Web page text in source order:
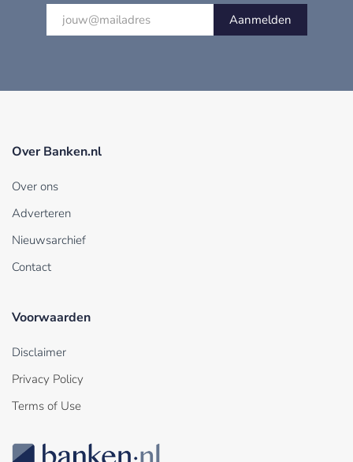
Aanmelden
Over Banken.nl
Over ons
Adverteren
Nieuwsarchief
Contact
Voorwaarden
Disclaimer
Privacy Policy
Terms of Use